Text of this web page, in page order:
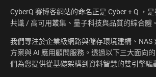
CyberQ 賽博客網站的命名正是 Cyber + Q ，
共識 / 高可用叢集、量子科技與品質的綜合體。
我們專注於企業級網路與儲存環境建構、NAS
方案與 AI 應用顧問服務。透過以下三大面向
們為您提供從基礎架構到資料智慧的雙引擎驅